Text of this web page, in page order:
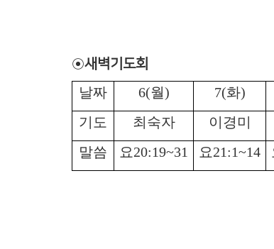
◉새벽기도회
날짜
6(월) 7(화)
기도
최숙자 이경미
말씀
요20:19~31 요21:1~14